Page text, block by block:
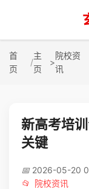
首
页
主
页
>
院校资
讯
新高考培
关键
📅 2026-05-20
📂
院校资讯